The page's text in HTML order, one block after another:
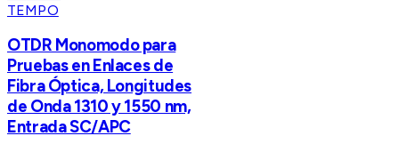
TEMPO
OTDR Monomodo para
Pruebas en Enlaces de
Fibra Óptica, Longitudes
de Onda 1310 y 1550 nm,
Entrada SC/APC